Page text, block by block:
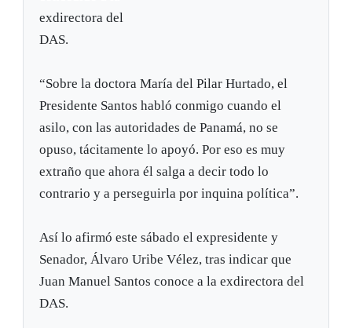
exdirectora del
DAS.
“Sobre la doctora María del Pilar Hurtado, el
Presidente Santos habló conmigo cuando el
asilo, con las autoridades de Panamá, no se
opuso, tácitamente lo apoyó. Por eso es muy
extraño que ahora él salga a decir todo lo
contrario y a perseguirla por inquina política”.
Así lo afirmó este sábado el expresidente y
Senador, Álvaro Uribe Vélez, tras indicar que
Juan Manuel Santos conoce a la exdirectora del
DAS.